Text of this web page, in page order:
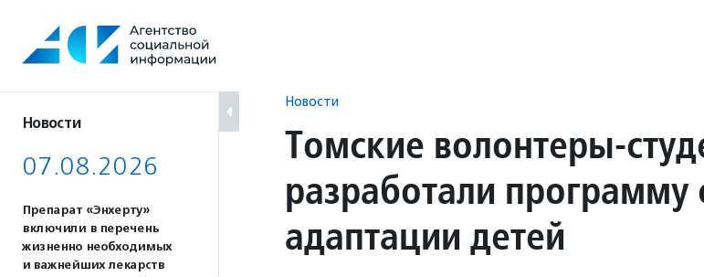
содержанию
Новости
07.08.2026
Препарат «Энхерту»
включили в перечень
жизненно необходимых
и важнейших лекарств
Новости
Томские волонтеры-
разработали программу
адаптации детей